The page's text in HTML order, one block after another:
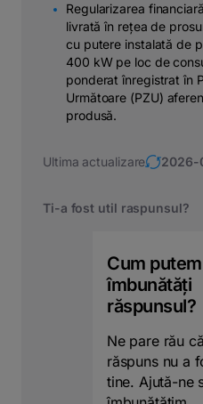
Regularizarea
livrată în rețea de
cu putere instalată de
400 kW pe loc de
ponderat înregistrat în
Următoare (PZU)
produsă.
Ultima actualizare 2026-
Ti-a fost util raspunsul?
Cum putem
îmbunătăți
răspunsul?
Ne pare rău
răspuns nu a
tine. Ajută-ne